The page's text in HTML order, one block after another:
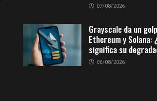
07/08/2026
Grayscale da un
Ethereum y Solana:
significa su
06/08/2026